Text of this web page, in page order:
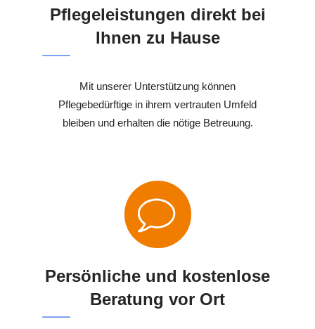
Pflegeleistungen direkt bei
Ihnen zu Hause
Mit unserer Unterstützung können
Pflegebedürftige in ihrem vertrauten Umfeld
bleiben und erhalten die nötige Betreuung.
Persönliche und kostenlose
Beratung vor Ort